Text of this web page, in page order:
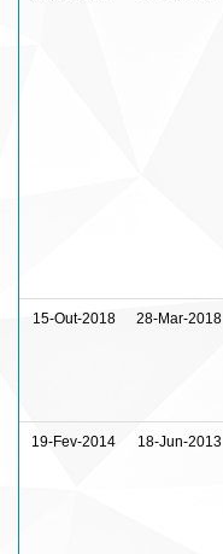
15-Out-2018 28-Mar-2018
19-Fev-2014 18-Jun-2013